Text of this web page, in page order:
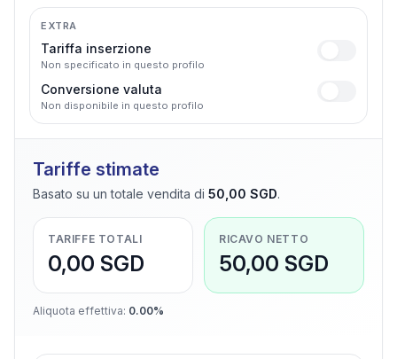
EXTRA
Tariffa inserzione
Non specificato in questo profilo
Conversione valuta
Non disponibile in questo profilo
Tariffe stimate
Basato su un totale vendita di 50,00 SGD.
TARIFFE TOTALI
0,00 SGD
RICAVO NETTO
50,00 SGD
Aliquota effettiva: 0.00%